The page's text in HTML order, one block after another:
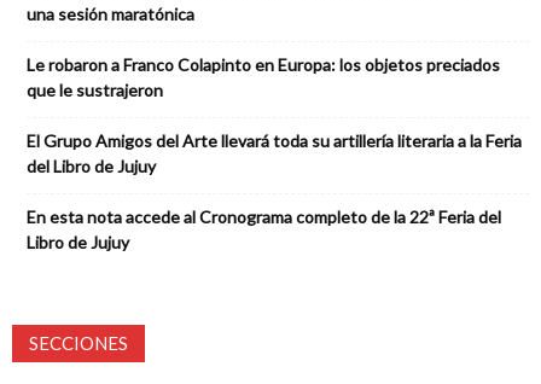
una sesión maratónica
Le robaron a Franco Colapinto en Europa: los objetos preciados
que le sustrajeron
El Grupo Amigos del Arte llevará toda su artillería literaria a la Feria
del Libro de Jujuy
En esta nota accede al Cronograma completo de la 22ª Feria del
Libro de Jujuy
SECCIONES